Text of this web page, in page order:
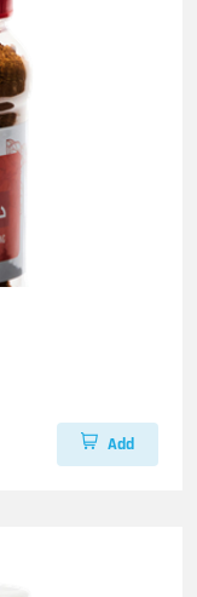
Add